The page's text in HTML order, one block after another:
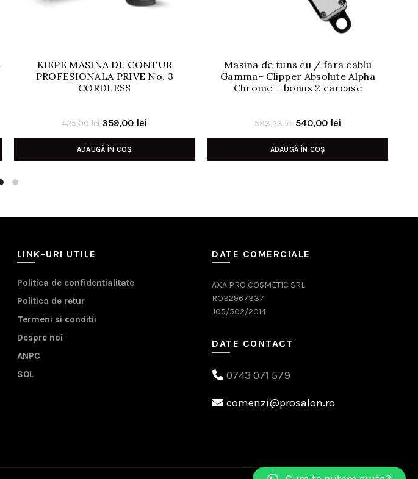
KIEPE MASINA DE CONTUR
PROFESIONALA PRIVE No. 3
CORDLESS
425,00lei Prețul
inițial
a
359,00 lei
curent
ADAUGĂ ÎN COȘ
Masina de tuns cu / fara cablu
Gamma+ Clipper Absolute Alpha
Chrome + bonus 2 carcase
583,23lei Prețul
inițial
a
540,00 lei
curent
ADAUGĂ ÎN COȘ
LINK-URI UTILE
Politica de confidentialitate
Politica de retur
Termeni si conditii
Despre noi
ANPC
SOL
DATE COMERCIALE
AXA PRO COSMETIC SRL
RO32967337
J05/502/2014
DATE CONTACT
0743 071 579
comenzi@prosalon.ro